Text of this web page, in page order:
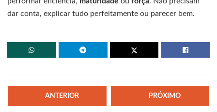
dar conta, explicar tudo perfeitamente ou parecer bem.
ANTERIOR PRÓXIMO